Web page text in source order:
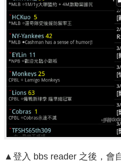
▲登入 bbs reader 之後，會